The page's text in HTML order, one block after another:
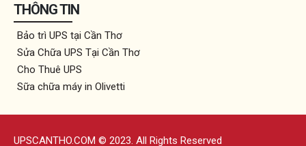
THÔNG TIN
Bảo trì UPS tại Cần Thơ
Sửa Chữa UPS Tại Cần Thơ
Cho Thuê UPS
Sữa chữa máy in Olivetti
UPSCANTHO.COM © 2023. All Rights Reserved